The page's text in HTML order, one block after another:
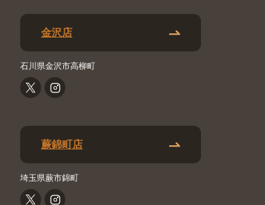
金沢店
石川県金沢市高柳町
蕨錦町店
埼玉県蕨市錦町